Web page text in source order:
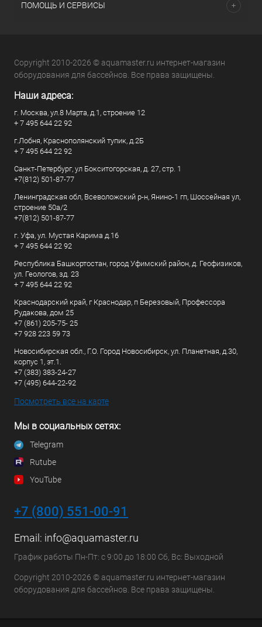
ПОМОЩЬ И СЕРВИСЫ
Copyright 2010-2026 © aquamaster.ru интернет-магазин
оборудования для бассейнов. Все права защищены.
Наши адреса:
г. Москва, ул.8 Марта, д.1, строение 12
+ 7 495 644 22 92
г.Лобня, Краснополянский тупик, д.2Б
+ 7 495 644 22 92
Санкт-Петербург, ул Бокситогорская, д. 27, стр. 1
+7(812) 501-87-77
Ленинградская обл, Всеволожский р-н, Янино-1 гп, Шоссейная ул,
строение 50а/2
+7(812) 501-87-77
г. Уфа, ул. Мустая Карима д.16
+ 7 495 644 22 92
Республика Башкортостан, город Уфимский район, д. Геофизиков,
ул. Геологов, зд. 23
+ 7 495 644 22 92
Краснодарский край, г Краснодар, п Березовый, Профессора
Рудакова, дом 25
+7 (861) 205-75- 25
+7 928 223 59 73
Новосибирская обл., Г.О. Город Новосибирск, ул. Планетная, д.30,
корпус 1, эт.1.
+7 (383) 383-24-27
+7 (495) 644-22-92
Посмотреть все на карте
Мы в социальных сетях:
Telegram
Rutube
YouTube
+7 (800) 551-00-91
Email: info@aquamaster.ru
График работы Пн-Пт: с 9:00 до 18:00 Сб, Вс: Выходной
Copyright 2010-2026 © aquamaster.ru интернет-магазин
оборудования для бассейнов. Все права защищены.